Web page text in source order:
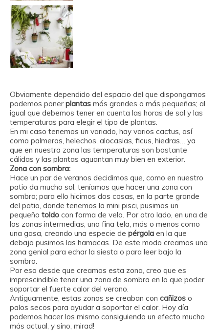
Obviamente dependido del espacio del que dispongamos
podemos poner plantas más grandes o más pequeñas; al
igual que debemos tener en cuenta las horas de sol y las
temperaturas para elegir el tipo de plantas.
En mi caso tenemos un variado, hay varios cactus, así
como palmeras, helechos, alocasias, ficus, hiedras… ya
que en nuestra zona las temperaturas son bastante
cálidas y las plantas aguantan muy bien en exterior.
Zona con sombra:
Hace un par de veranos decidimos que, como en nuestro
patio da mucho sol, teníamos que hacer una zona con
sombra; para ello hicimos dos cosas, en la parte grande
del patio, donde tenemos la mini pisci, pusimos un
pequeño toldo con forma de vela. Por otro lado, en una de
las zonas intermedias, una fina tela, más o menos como
una gasa, creando una especie de pérgola en la que
debajo pusimos las hamacas. De este modo creamos una
zona genial para echar la siesta o para leer bajo la
sombra.
Por eso desde que creamos esta zona, creo que es
imprescindible tener una zona de sombra en la que poder
soportar el fuerte calor del verano.
Antiguamente, estas zonas se creaban con cañizos o
palos secos para ayudar a soportar el calor. Hoy día
podemos hacer los mismo consiguiendo un efecto mucho
más actual, y sino, mirad!